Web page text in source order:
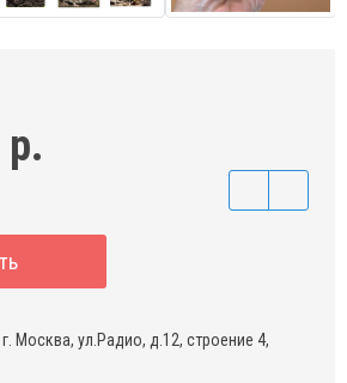
Москва, ул.Радио, д.12, строение 4,